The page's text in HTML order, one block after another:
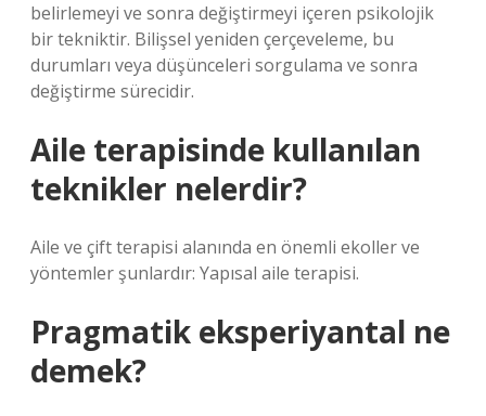
belirlemeyi ve sonra değiştirmeyi içeren psikolojik
bir tekniktir. Bilişsel yeniden çerçeveleme, bu
durumları veya düşünceleri sorgulama ve sonra
değiştirme sürecidir.
Aile terapisinde kullanılan
teknikler nelerdir?
Aile ve çift terapisi alanında en önemli ekoller ve
yöntemler şunlardır: Yapısal aile terapisi.
Pragmatik eksperiyantal ne
demek?